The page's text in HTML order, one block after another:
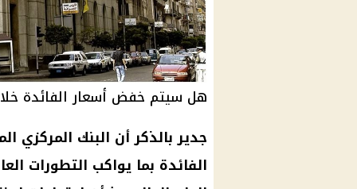
هل سيتم خفض أسعار الفائدة
جدير بالذكر أن البنك
الفائدة بما يواكب التطورات